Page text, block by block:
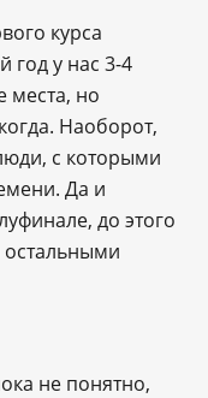
курса
год у нас 3-4
места, но
Наоборот,
с которыми
Да и
до этого
не понятно,